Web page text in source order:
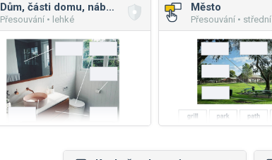
Dům, části domu, nábytek
Přesouvání • lehké
Město
Přesouvání • střední